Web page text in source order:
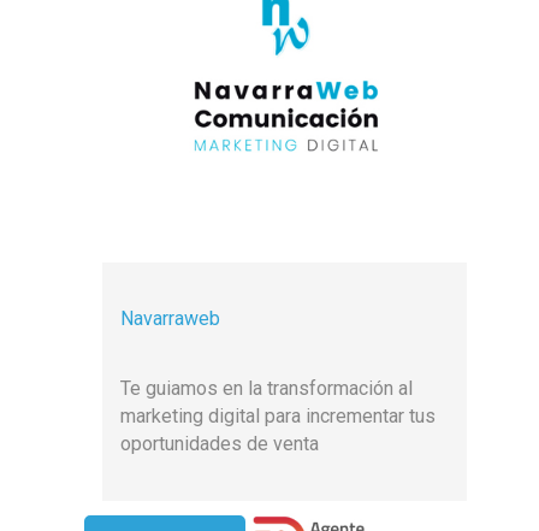
Navarraweb
Te guiamos en la transformación al
marketing digital para incrementar tus
oportunidades de venta